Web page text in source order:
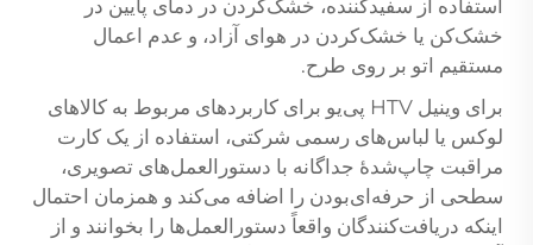
استفاده از سفیدکننده، خشک‌کردن در دمای پایین در
خشک‌کن یا خشک‌کردن در هوای آزاد، و عدم اعمال
مستقیم اتو بر روی طرح.
برای وینیل HTV پی‌یو
برای کاربردهای مربوط به کالاهای
لوکس یا لباس‌های رسمی شرکتی، استفاده از یک کارت
مراقبت چاپ‌شدهٔ جداگانه با دستورالعمل‌های تصویری،
سطحی از حرفه‌ای‌بودن را اضافه می‌کند و همزمان احتمال
اینکه دریافت‌کنندگان واقعاً دستورالعمل‌ها را بخوانند و از